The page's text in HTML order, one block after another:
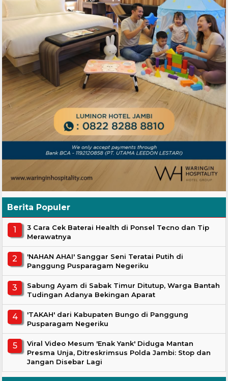
Berita Populer
3 Cara Cek Baterai Health di Ponsel Tecno dan Tip
Merawatnya
'NAHAN AHAI' Sanggar Seni Teratai Putih di
Panggung Pusparagam Negeriku
Sabung Ayam di Sabak Timur Ditutup, Warga Bantah
Tudingan Adanya Bekingan Aparat
'TAKAH' dari Kabupaten Bungo di Panggung
Pusparagam Negeriku
Viral Video Mesum 'Enak Yank' Diduga Mantan
Presma Unja, Ditreskrimsus Polda Jambi: Stop dan
Jangan Disebar Lagi